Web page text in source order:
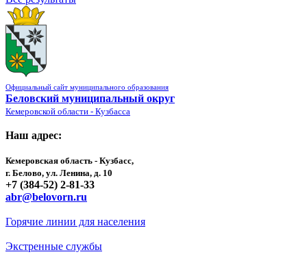
Официальный сайт муниципального образования
Беловский муниципальный округ
Кемеровской области - Кузбасса
Наш адрес:
Кемеровская область - Кузбасс,
г. Белово, ул. Ленина, д. 10
+7 (384-52) 2-81-33
abr@belovorn.ru
Горячие линии для населения
Экстренные службы